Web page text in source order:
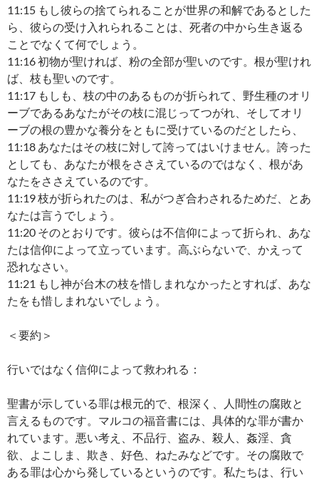
11:15 もし彼らの捨てられることが世界の和解であるとした
ら、彼らの受け入れられることは、死者の中から生き返る
ことでなくて何でしょう。
11:16 初物が聖ければ、粉の全部が聖いのです。根が聖けれ
ば、枝も聖いのです。
11:17 もしも、枝の中のあるものが折られて、野生種のオリ
ーブであるあなたがその枝に混じってつがれ、そしてオリ
ーブの根の豊かな養分をともに受けているのだとしたら、
11:18 あなたはその枝に対して誇ってはいけません。誇った
としても、あなたが根をささえているのではなく、根があ
なたをささえているのです。
11:19 枝が折られたのは、私がつぎ合わされるためだ、とあ
なたは言うでしょう。
11:20 そのとおりです。彼らは不信仰によって折られ、あな
たは信仰によって立っています。高ぶらないで、かえって
恐れなさい。
11:21 もし神が台木の枝を惜しまれなかったとすれば、あな
たをも惜しまれないでしょう。
＜要約＞
行いではなく信仰によって救われる：
聖書が示している罪は根元的で、根深く、人間性の腐敗と
言えるものです。マルコの福音書には、具体的な罪が書か
れています。悪い考え、不品行、盗み、殺人、姦淫、貪
欲、よこしま、欺き、好色、ねたみなどです。その腐敗で
ある罪は心から発しているというのです。私たちは、行い